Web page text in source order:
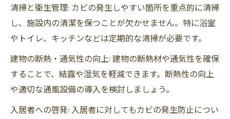
清掃と衛生管理: カビの発生しやすい箇所を重点的に清掃
し、施設内の清潔を保つことが欠かせません。特に浴室
やトイレ、キッチンなどは定期的な清掃が必要です。
建物の断熱・通気性の向上: 建物の断熱材や通気性を確保
することで、結露や湿気を軽減できます。断熱性の向上
や適切な通風設備の導入を検討しましょう。
入居者への啓発: 入居者に対してもカビの発生防止につい